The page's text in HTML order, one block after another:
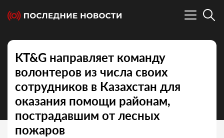
KT&G направляет команду
волонтеров из числа своих
сотрудников в Казахстан для
оказания помощи районам,
пострадавшим от лесных
пожаров